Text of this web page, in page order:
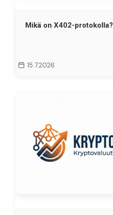
Mikä on X402-protokolla?
15.7.2026